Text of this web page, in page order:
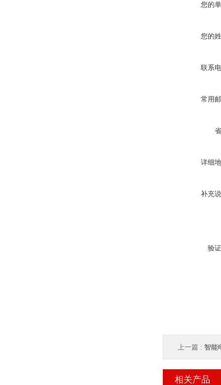
您的
您的
联系
常用
详细
补充
验
上一篇 : 智能
相关产品